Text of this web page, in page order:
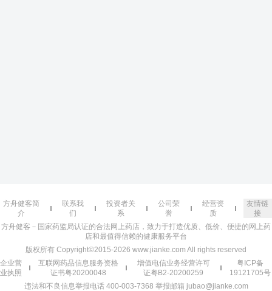
方舟健客简
介
联系我
们
投资者关
系
公司荣
誉
经营资
质
友情链
接
方舟健客－国家药监局认证的合法网上药店，致力于打造优质、低价、便捷的网上药
店和最值得信赖的健康服务平台
版权所有 Copyright©2015-2026 www.jianke.com All rights reserved
企业营
业执照
互联网药品信息服务资格
证书粤20200048
增值电信业务经营许可
证粤B2-20200259
粤ICP备
19121705号
违法和不良信息举报电话 400-003-7368 举报邮箱 jubao@jianke.com